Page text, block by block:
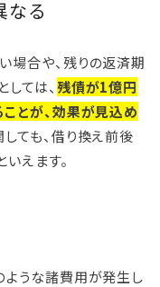
なる
場合や、残りの返済期
ては、 残債が1億円
とが、効果が見込め
しても、借り換え前後
えます。
ような諸費用が発生し